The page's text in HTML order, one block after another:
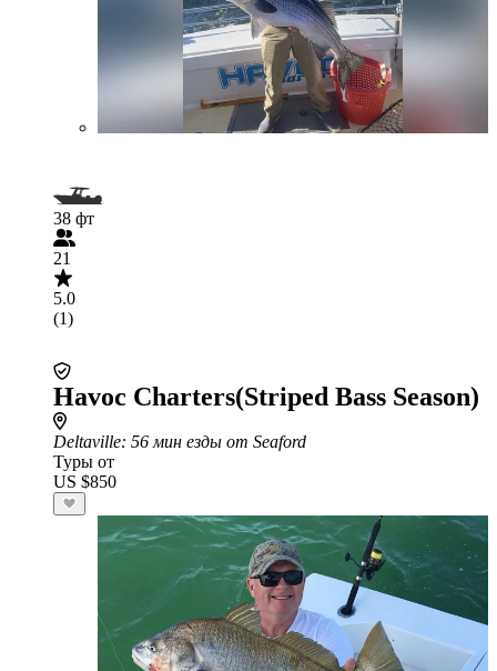
38 фт
21
5.0
(1)
Havoc Charters(Striped Bass Season)
Deltaville: 56 мин езды от Seaford
Туры от
US $850